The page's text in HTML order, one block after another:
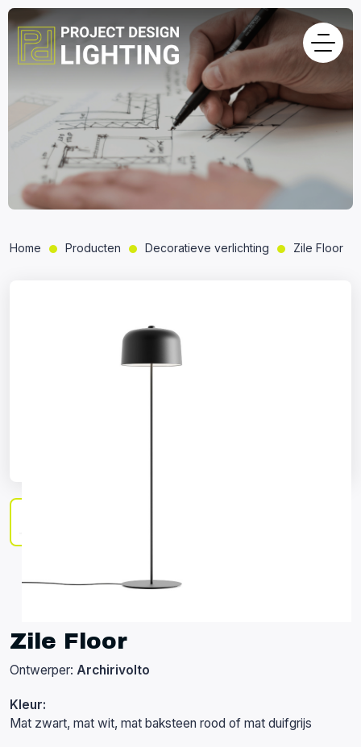
Home Producten Decoratieve verlichting Zile Floor
Zile Floor
Ontwerper: Archirivolto
Kleur:
Mat zwart, mat wit, mat baksteen rood of mat duifgrijs